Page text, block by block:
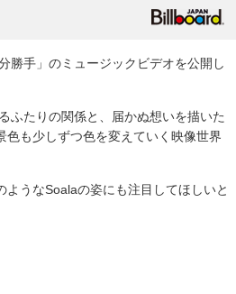
手」のミュージックビデオを公開し
たりの関係と、届かぬ想いを描いた
も少しずつ色を変えていく映像世界
うなSoalaの姿にも注目してほしいと